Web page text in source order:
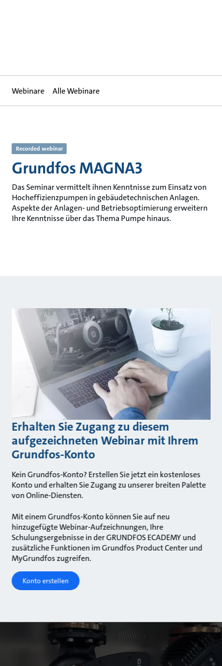
Webinare Alle Webinare
Recorded webinar
Grundfos MAGNA3
Das Seminar vermittelt ihnen Kenntnisse zum Einsatz von
Hocheffizienzpumpen in gebäudetechnischen Anlagen.
Aspekte der Anlagen- und Betriebsoptimierung erweitern
Ihre Kenntnisse über das Thema Pumpe hinaus.
Erhalten Sie Zugang zu diesem
aufgezeichneten Webinar mit Ihrem
Grundfos-Konto
Kein Grundfos-Konto? Erstellen Sie jetzt ein kostenloses
Konto und erhalten Sie Zugang zu unserer breiten Palette
von Online-Diensten.
Mit einem Grundfos-Konto können Sie auf neu
hinzugefügte Webinar-Aufzeichnungen, Ihre
Schulungsergebnisse in der GRUNDFOS ECADEMY und
zusätzliche Funktionen im Grundfos Product Center und
MyGrundfos zugreifen.
Konto erstellen